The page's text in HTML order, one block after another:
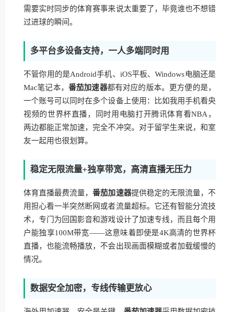
需要实时同步的体育赛事来说太重要了，毕竟谁也不想错
过进球的瞬间。
多平台多设备支持，一人多端同时用
不管你用的是Android手机、iOS平板、Windows电脑还是
Mac笔记本， 番茄加速器都有对应的版本。更方便的是，
一个账号可以同时在多个设备上使用：比如我用手机看央
视频的世界杯直播，同时用电脑打开腾讯体育看NBA，
两边都能正常加速，完全不冲突。对于留学生来说，和室
友一起用也很划算。
稳定无限流量+独享带宽，高清直播无压力
体育直播最费流量，番茄加速器提供稳定的无限流量，不
用担心看一半突然断网或者流量超标。它还有智能分流技
术，专门为回国影音和游戏设计了加速专线，而且每个用
户能独享100M带宽——这意味着即使是4K高清的世界杯
直播，也能流畅播放，不会出现画面模糊或者加载缓慢的
情况。
数据安全加密，专线传输更放心